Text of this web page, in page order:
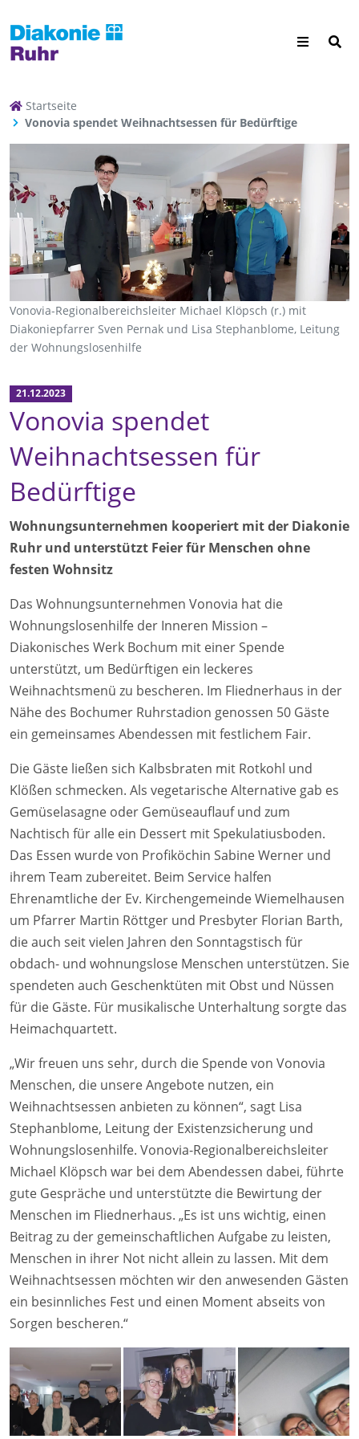
Startseite
Vonovia spendet Weihnachtsessen für Bedürftige
Vonovia-Regionalbereichsleiter Michael Klöpsch (r.) mit
Diakoniepfarrer Sven Pernak und Lisa Stephanblome, Leitung
der Wohnungslosenhilfe
21.12.2023
Vonovia spendet
Weihnachtsessen für
Bedürftige
Wohnungsunternehmen kooperiert mit der Diakonie
Ruhr und unterstützt Feier für Menschen ohne
festen Wohnsitz
Das Wohnungsunternehmen Vonovia hat die
Wohnungslosenhilfe der Inneren Mission –
Diakonisches Werk Bochum mit einer Spende
unterstützt, um Bedürftigen ein leckeres
Weihnachtsmenü zu bescheren. Im Fliednerhaus in der
Nähe des Bochumer Ruhrstadion genossen 50 Gäste
ein gemeinsames Abendessen mit festlichem Fair.
Die Gäste ließen sich Kalbsbraten mit Rotkohl und
Klößen schmecken. Als vegetarische Alternative gab es
Gemüselasagne oder Gemüseauflauf und zum
Nachtisch für alle ein Dessert mit Spekulatiusboden.
Das Essen wurde von Profiköchin Sabine Werner und
ihrem Team zubereitet. Beim Service halfen
Ehrenamtliche der Ev. Kirchengemeinde Wiemelhausen
um Pfarrer Martin Röttger und Presbyter Florian Barth,
die auch seit vielen Jahren den Sonntagstisch für
obdach- und wohnungslose Menschen unterstützen. Sie
spendeten auch Geschenktüten mit Obst und Nüssen
für die Gäste. Für musikalische Unterhaltung sorgte das
Heimachquartett.
„Wir freuen uns sehr, durch die Spende von Vonovia
Menschen, die unsere Angebote nutzen, ein
Weihnachtsessen anbieten zu können“, sagt Lisa
Stephanblome, Leitung der Existenzsicherung und
Wohnungslosenhilfe. Vonovia-Regionalbereichsleiter
Michael Klöpsch war bei dem Abendessen dabei, führte
gute Gespräche und unterstützte die Bewirtung der
Menschen im Fliednerhaus. „Es ist uns wichtig, einen
Beitrag zu der gemeinschaftlichen Aufgabe zu leisten,
Menschen in ihrer Not nicht allein zu lassen. Mit dem
Weihnachtsessen möchten wir den anwesenden Gästen
ein besinnliches Fest und einen Moment abseits von
Sorgen bescheren.“